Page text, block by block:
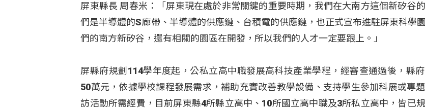
屏東縣長 周春米：「屏東現在處於非常關鍵的重要時期，我們在大南方這個新矽谷
們是半導體的S廊帶、半導體的供應鏈、台積電的供應鏈，也正式宣布進駐屏東科學
們的南方新矽谷，還有相關的園區在開發，所以我們的人才一定要跟上。」
屏縣府規劃114學年度起，公私立高中職發展高科技產業學程，經審查通過後，縣
50萬元，依據學校課程發展需求，補助充實改善教學設備、支持學生參加科展或專
訪活動所需經費，目前屏東縣4所縣立高中、10所國立高中職及3所私立高中，皆已